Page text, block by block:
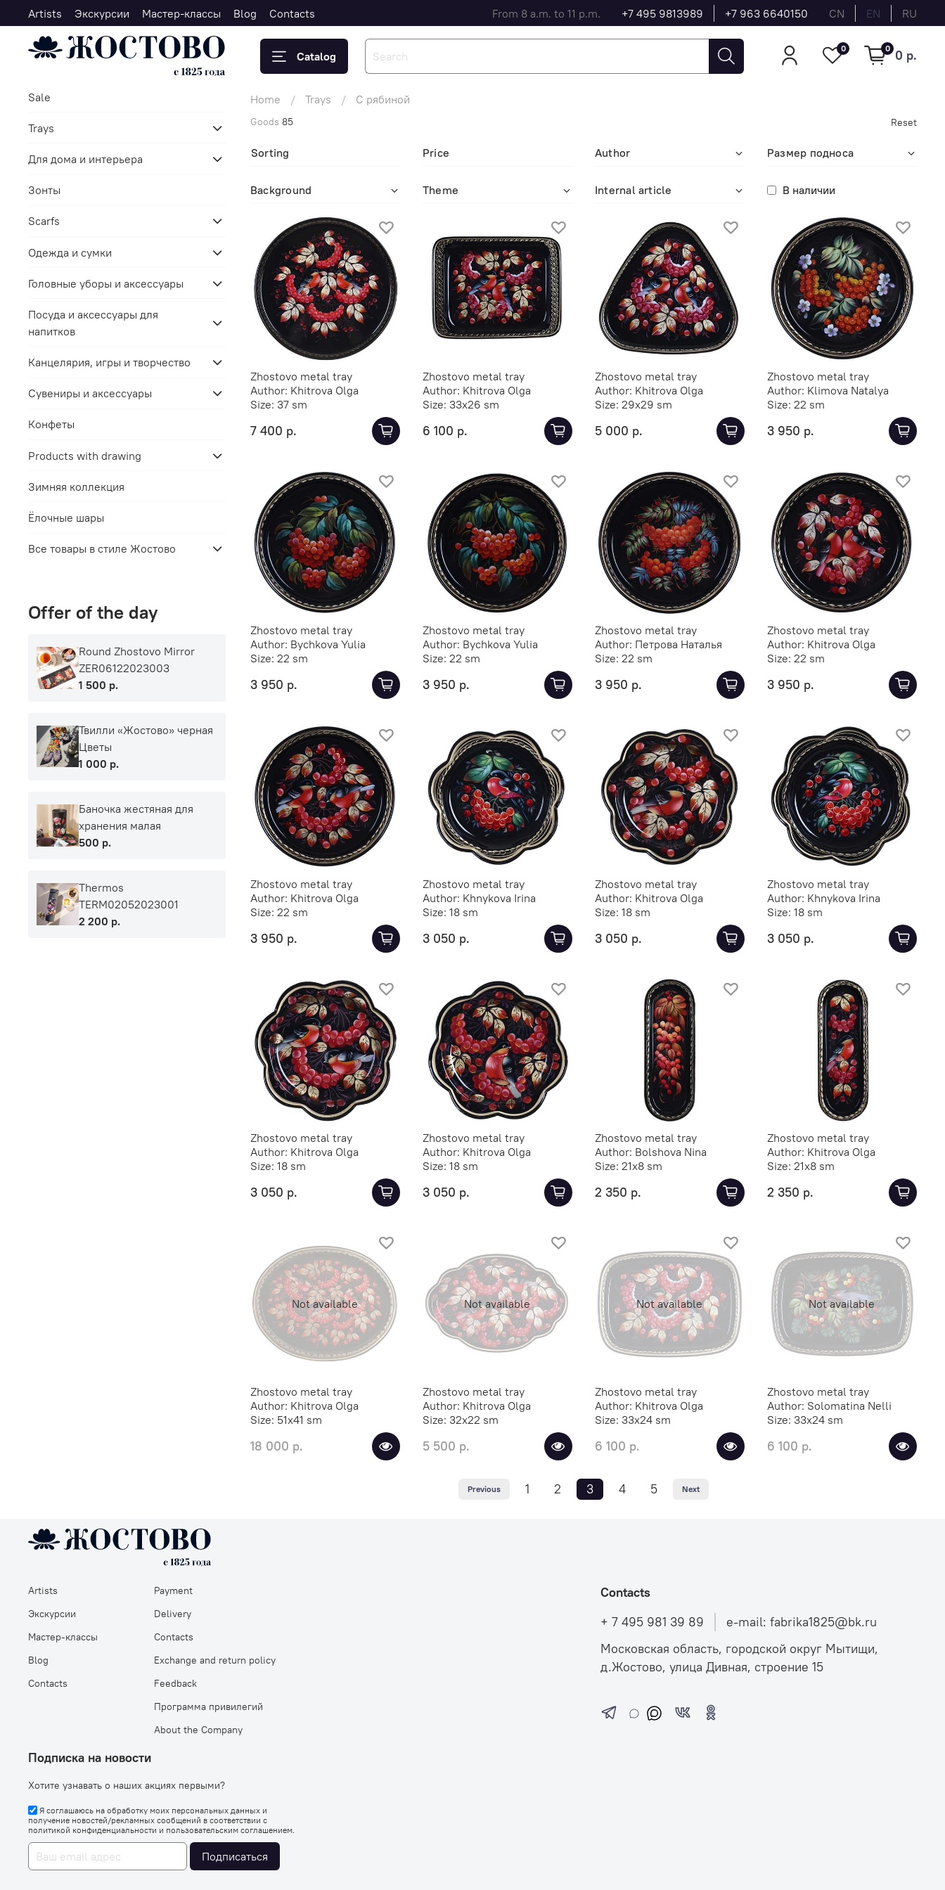
Artists Экскурсии Мастер-классы Blog Contacts From 8 a.m. to 11 p.m. +7 495 9813989 +7 963 6640150 CN EN RU
Catalog
0 0 0 р.
Home Trays С рябиной
Goods 85 Reset
Sorting Price Author Размер подноса
Background Theme Internal article В наличии
Zhostovo metal tray
Author: Khitrova Olga
Size: 37 sm
7 400 р.
Zhostovo metal tray
Author: Khitrova Olga
Size: 33х26 sm
6 100 р.
Zhostovo metal tray
Author: Khitrova Olga
Size: 29х29 sm
5 000 р.
Zhostovo metal tray
Author: Klimova Natalya
Size: 22 sm
3 950 р.
Zhostovo metal tray
Author: Bychkova Yulia
Size: 22 sm
3 950 р.
Zhostovo metal tray
Author: Bychkova Yulia
Size: 22 sm
3 950 р.
Zhostovo metal tray
Author: Петрова Наталья
Size: 22 sm
3 950 р.
Zhostovo metal tray
Author: Khitrova Olga
Size: 22 sm
3 950 р.
Zhostovo metal tray
Author: Khitrova Olga
Size: 22 sm
3 950 р.
Zhostovo metal tray
Author: Khnykova Irina
Size: 18 sm
3 050 р.
Zhostovo metal tray
Author: Khitrova Olga
Size: 18 sm
3 050 р.
Zhostovo metal tray
Author: Khnykova Irina
Size: 18 sm
3 050 р.
Zhostovo metal tray
Author: Khitrova Olga
Size: 18 sm
3 050 р.
Zhostovo metal tray
Author: Khitrova Olga
Size: 18 sm
3 050 р.
Zhostovo metal tray
Author: Bolshova Nina
Size: 21х8 sm
2 350 р.
Zhostovo metal tray
Author: Khitrova Olga
Size: 21х8 sm
2 350 р.
Not available
Zhostovo metal tray
Author: Khitrova Olga
Size: 51х41 sm
18 000 р.
Not available
Zhostovo metal tray
Author: Khitrova Olga
Size: 32х22 sm
5 500 р.
Not available
Zhostovo metal tray
Author: Khitrova Olga
Size: 33х24 sm
6 100 р.
Not available
Zhostovo metal tray
Author: Solomatina Nelli
Size: 33х24 sm
6 100 р.
Previous 1 2 3 4 5 Next
Sale
Trays
Для дома и интерьера
Зонты
Scarfs
Одежда и сумки
Головные уборы и аксессуары
Посуда и аксессуары для
напитков
Канцелярия, игры и творчество
Сувениры и аксессуары
Конфеты
Products with drawing
Зимняя коллекция
Ёлочные шары
Все товары в стиле Жостово
Offer of the day
Round Zhostovo Mirror
ZER06122023003
1 500 р.
Твилли «Жостово» черная
Цветы
1 000 р.
Баночка жестяная для
хранения малая
500 р.
Thermos
TERM02052023001
2 200 р.
Artists
Экскурсии
Мастер-классы
Blog
Contacts
Payment
Delivery
Contacts
Exchange and return policy
Feedback
Программа привилегий
About the Company
Подписка на новости
Хотите узнавать о наших акциях первыми?
Я соглашаюсь на обработку моих персональных данных и
получение новостей/рекламных сообщений в соответствии с
политикой конфиденциальности и пользовательским соглашением.
Подписаться
Contacts
+ 7 495 981 39 89
e-mail: fabrika1825@bk.ru
Московская область, городской округ Мытищи,
д.Жостово, улица Дивная, строение 15